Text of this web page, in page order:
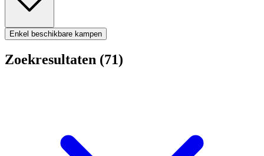
Enkel beschikbare kampen
Zoekresultaten (71)